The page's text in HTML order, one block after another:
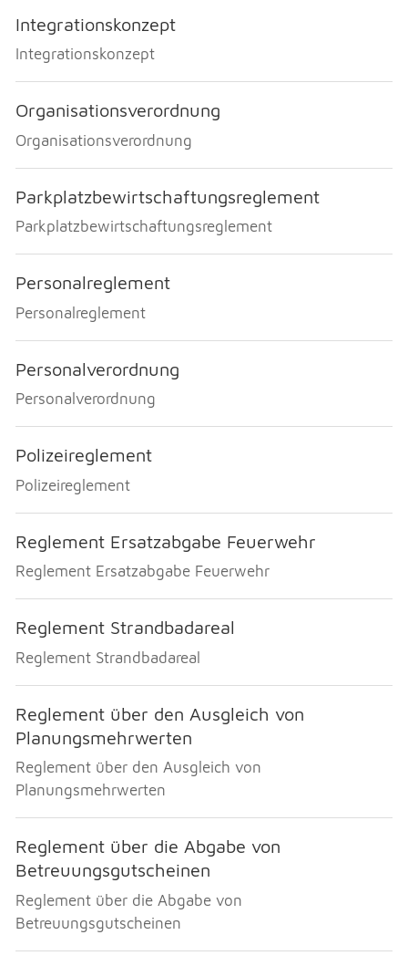
Integrationskonzept
Integrationskonzept
Organisationsverordnung
Organisationsverordnung
Parkplatzbewirtschaftungsreglement
Parkplatzbewirtschaftungsreglement
Personalreglement
Personalreglement
Personalverordnung
Personalverordnung
Polizeireglement
Polizeireglement
Reglement Ersatzabgabe Feuerwehr
Reglement Ersatzabgabe Feuerwehr
Reglement Strandbadareal
Reglement Strandbadareal
Reglement über den Ausgleich von
Planungsmehrwerten
Reglement über den Ausgleich von
Planungsmehrwerten
Reglement über die Abgabe von
Betreuungsgutscheinen
Reglement über die Abgabe von
Betreuungsgutscheinen